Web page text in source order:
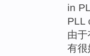
in
PLL
由于
有很